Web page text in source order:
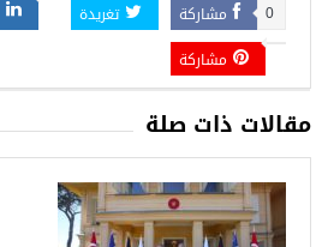
مشاركة 0 تغريدة
مشاركة
مقالات ذات صلة